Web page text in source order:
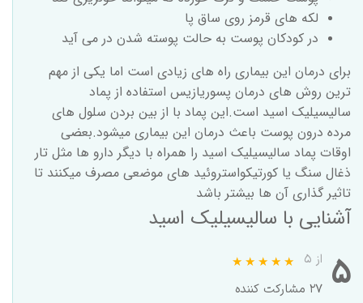
لکه های قرمز روی ساق پا
در کودکان پوست به حالت پوسته شدن در می آید
برای درمان این بیماری راه های زیادی است اما یکی از مهم
ترین روش های درمان پسوریازیس استفاده از پماد
سالیسیلیک اسید است.این پماد با از بین بردن سلول های
مرده درون پوست باعث درمان این بیماری میشود.بعضی
اوقات پماد سالیسیلیک اسید را همراه با دیگر دارو ها مثل تار
ذغال سنگ یا کورتیکواستروئید های موضعی مصرف میکنند تا
تاثیر گذاری آن ها بیشتر باشد
آشنایی با سالیسیلیک اسید
۵ از ۵
۲۷ مشارکت کننده